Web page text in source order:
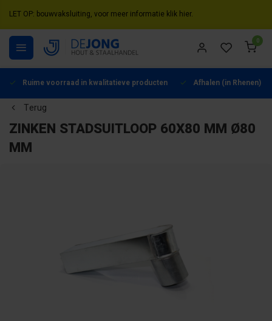
LET OP: bouwvaksluiting, voor meer informatie klik hier.
0
Ruime voorraad in kwalitatieve producten Afhalen (in Rhenen)
Terug
ZINKEN STADSUITLOOP 60X80 MM Ø80
MM